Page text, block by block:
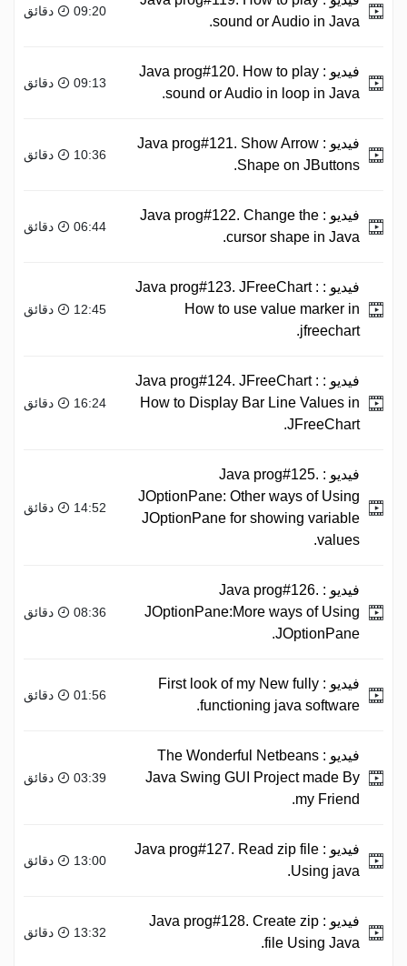
sound or Audio in Java.
09:20 دقائق
فيديو : Java prog#120. How to play
sound or Audio in loop in Java.
09:13 دقائق
فيديو : Java prog#121. Show Arrow
Shape on JButtons.
10:36 دقائق
فيديو : Java prog#122. Change the
cursor shape in Java.
06:44 دقائق
فيديو : Java prog#123. JFreeChart :
How to use value marker in
jfreechart.
12:45 دقائق
فيديو : Java prog#124. JFreeChart :
How to Display Bar Line Values in
JFreeChart.
16:24 دقائق
فيديو : Java prog#125.
JOptionPane: Other ways of Using
JOptionPane for showing variable
values.
14:52 دقائق
فيديو : Java prog#126.
JOptionPane:More ways of Using
JOptionPane.
08:36 دقائق
فيديو : First look of my New fully
functioning java software.
01:56 دقائق
فيديو : The Wonderful Netbeans
Java Swing GUI Project made By
my Friend.
03:39 دقائق
فيديو : Java prog#127. Read zip file
Using java.
13:00 دقائق
فيديو : Java prog#128. Create zip
file Using Java.
13:32 دقائق